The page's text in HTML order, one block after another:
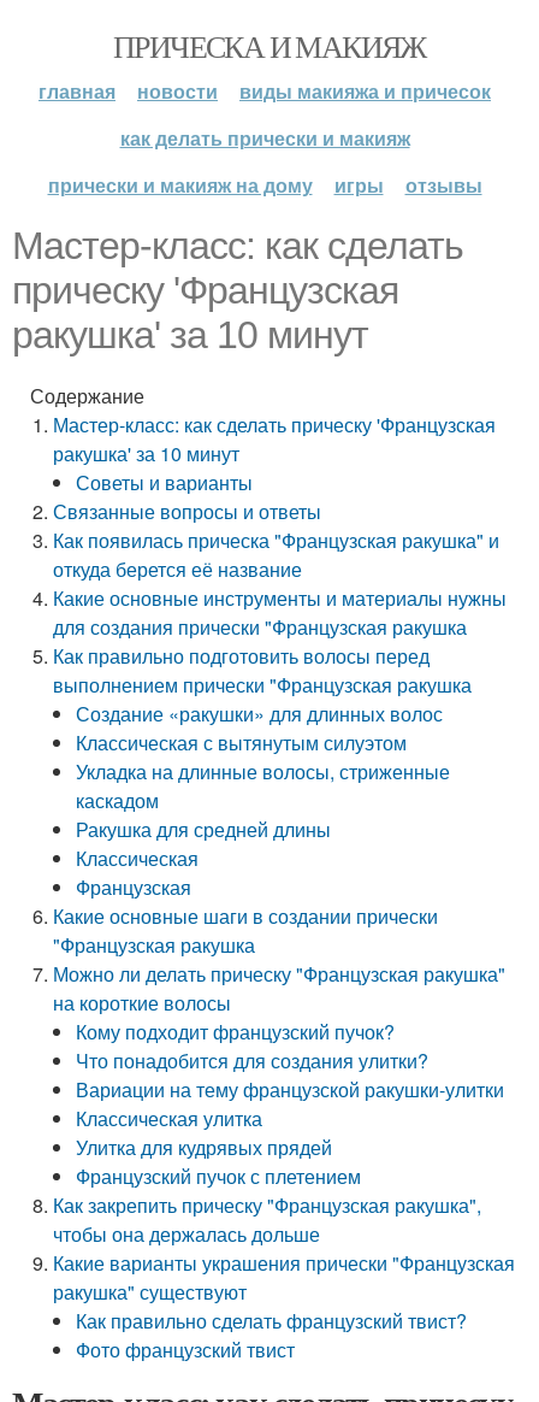
ПРИЧЕСКА И МАКИЯЖ
главная новости
виды макияжа и причесок
как делать прически и макияж
прически и макияж на дому
игры отзывы
Мастер-класс: как сделать
прическу 'Французская
ракушка' за 10 минут
Содержание
Мастер-класс: как сделать прическу 'Французская
ракушка' за 10 минут
Советы и варианты
Связанные вопросы и ответы
Как появилась прическа "Французская ракушка" и
откуда берется её название
Какие основные инструменты и материалы нужны
для создания прически "Французская ракушка
Как правильно подготовить волосы перед
выполнением прически "Французская ракушка
Создание «ракушки» для длинных волос
Классическая с вытянутым силуэтом
Укладка на длинные волосы, стриженные
каскадом
Ракушка для средней длины
Классическая
Французская
Какие основные шаги в создании прически
"Французская ракушка
Можно ли делать прическу "Французская ракушка"
на короткие волосы
Кому подходит французский пучок?
Что понадобится для создания улитки?
Вариации на тему французской ракушки-улитки
Классическая улитка
Улитка для кудрявых прядей
Французский пучок с плетением
Как закрепить прическу "Французская ракушка",
чтобы она держалась дольше
Какие варианты украшения прически "Французская
ракушка" существуют
Как правильно сделать французский твист?
Фото французский твист